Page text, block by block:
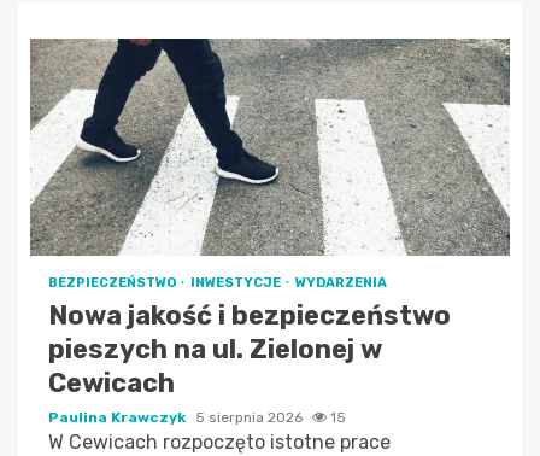
BEZPIECZEŃSTWO INWESTYCJE WYDARZENIA
Nowa jakość i bezpieczeństwo
pieszych na ul. Zielonej w
Cewicach
Paulina Krawczyk 5 sierpnia 2026 15
W Cewicach rozpoczęto istotne prace